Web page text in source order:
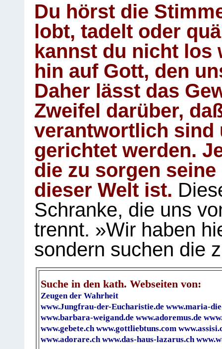
Du hörst die
lobt, tadelt oder
kannst du nicht los
hin auf Gott, den
Daher lässt das
Zweifel darüber,
verantwortlich sind
gerichtet werden.
die zu sorgen
dieser Welt ist.
Schranke, die uns
trennt. »Wir haben
sondern suchen die
Suche in den kath. Webseiten von:
Zeugen der Wahrheit
www.Jungfrau-der-Eucharistie.de www.maria-
www.barbara-weigand.de www.adoremus.de
www.gebete.ch www.gottliebtuns.com
www.adorare.ch www.das-haus-lazarus.ch